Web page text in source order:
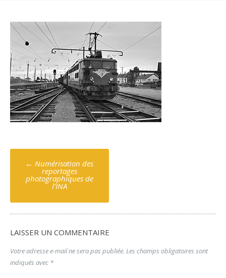
Poste
navigation
← Numérisation des
reportages
photographiques de
l’INA
LAISSER UN COMMENTAIRE
Votre adresse e-mail ne sera pas publiée. Les champs obligatoires sont
indiqués avec *